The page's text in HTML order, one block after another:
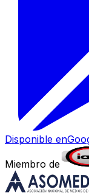
Disponible en
Miembro de